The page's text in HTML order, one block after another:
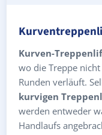
Kurven-
wo die Treppe
Runden verläuft.
kurvigen
werden entweder
Handlaufs